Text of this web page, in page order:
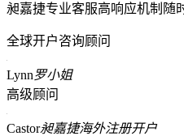
昶嘉捷专业客服高响应机制随
全球开户咨询顾问
Lynn罗小姐
高级顾问
Castor昶嘉捷海外注册开户